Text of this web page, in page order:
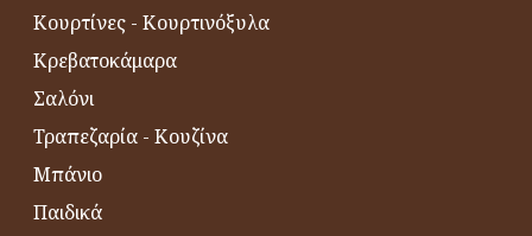
Κουρτίνες - Κουρτινόξυλα
Κρεβατοκάμαρα
Σαλόνι
Τραπεζαρία - Κουζίνα
Μπάνιο
Παιδικά